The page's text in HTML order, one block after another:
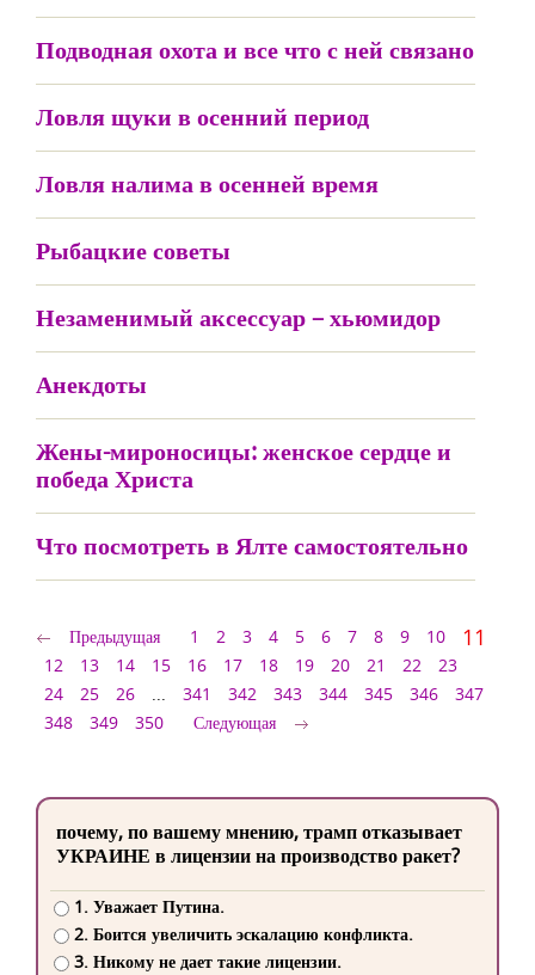
Подводная охота и все что с ней связано
Ловля щуки в осенний период
Ловля налима в осенней время
Рыбацкие советы
Незаменимый аксессуар – хьюмидор
Анекдоты
Жены-мироносицы: женское сердце и
победа Христа
Что посмотреть в Ялте самостоятельно
Предыдущая 1 2 3 4 5 6 7 8 9 10 11
12 13 14 15 16 17 18 19 20 21 22
23
24
25 26 ... 341 342 343 344 345 346
347
348
349 350 Следующая
почему, по вашему мнению, трамп отказывает
УКРАИНЕ в лицензии на производство ракет?
1. Уважает Путина.
2. Боится увеличить эскалацию конфликта.
3. Никому не дает такие лицензии.